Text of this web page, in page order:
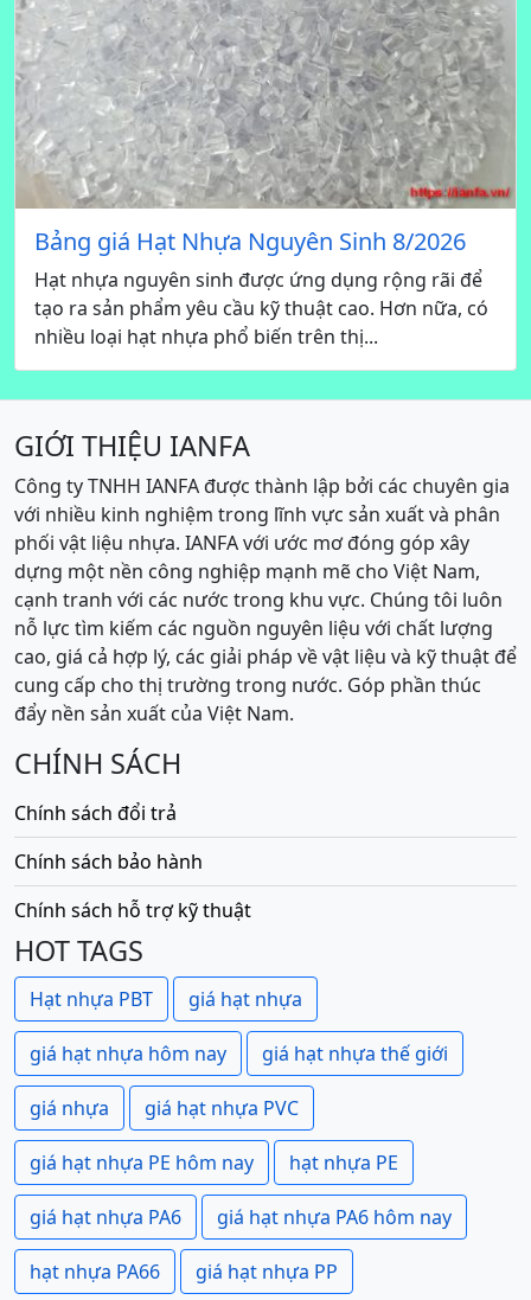
Bảng giá Hạt Nhựa Nguyên Sinh 8/2026
Hạt nhựa nguyên sinh được ứng dụng rộng rãi để
tạo ra sản phẩm yêu cầu kỹ thuật cao. Hơn nữa, có
nhiều loại hạt nhựa phổ biến trên thị...
GIỚI THIỆU IANFA
Công ty TNHH IANFA được thành lập bởi các chuyên gia
với nhiều kinh nghiệm trong lĩnh vực sản xuất và phân
phối vật liệu nhựa. IANFA với ước mơ đóng góp xây
dựng một nền công nghiệp mạnh mẽ cho Việt Nam,
cạnh tranh với các nước trong khu vực. Chúng tôi luôn
nỗ lực tìm kiếm các nguồn nguyên liệu với chất lượng
cao, giá cả hợp lý, các giải pháp về vật liệu và kỹ thuật để
cung cấp cho thị trường trong nước. Góp phần thúc
đẩy nền sản xuất của Việt Nam.
CHÍNH SÁCH
Chính sách đổi trả
Chính sách bảo hành
Chính sách hỗ trợ kỹ thuật
HOT TAGS
Hạt nhựa PBT giá hạt nhựa
giá hạt nhựa hôm nay giá hạt nhựa thế giới
giá nhựa giá hạt nhựa PVC
giá hạt nhựa PE hôm nay hạt nhựa PE
giá hạt nhựa PA6 giá hạt nhựa PA6 hôm nay
hạt nhựa PA66 giá hạt nhựa PP